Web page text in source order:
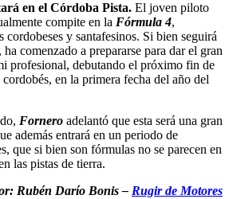
en el Córdoba Pista. El joven piloto
compite en la Fórmula 4,
cordobeses y santafesinos. Si bien seguirá
ha comenzado a prepararse para dar el gran
profesional, debutando el próximo fin de
en la primera fecha del año del
Fornero adelantó que esta será una gran
además entrará en un periodo de
que si bien son fórmulas no se parecen en
las pistas de tierra.
Rubén Darío Bonis – Rugir de Motores